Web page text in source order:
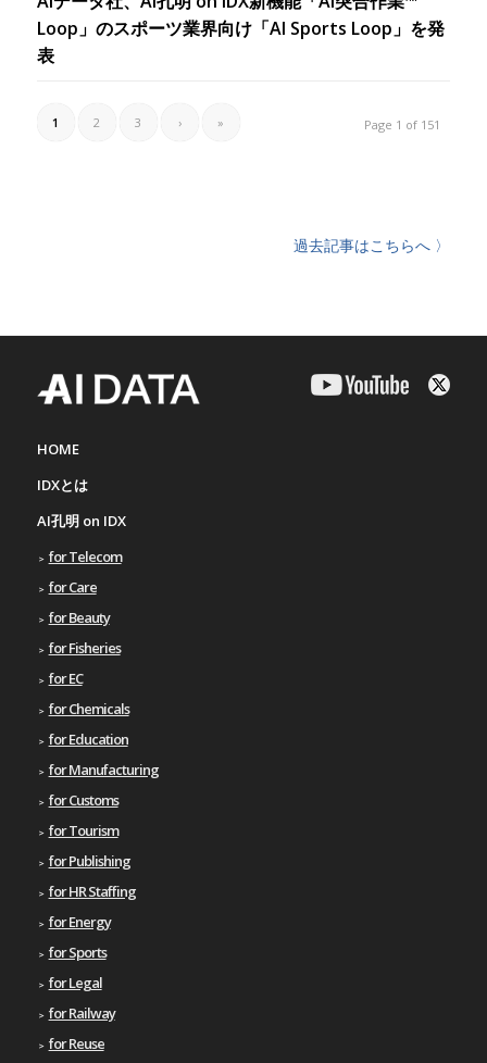
Loop」のスポーツ業界向け「AI Sports Loop」を発
表
Page 1 of 151
1 2 3 › »
過去記事はこちらへ 〉
HOME
IDXとは
AI孔明 on IDX
for Telecom
for Care
for Beauty
for Fisheries
for EC
for Chemicals
for Education
for Manufacturing
for Customs
for Tourism
for Publishing
for HR Staffing
for Energy
for Sports
for Legal
for Railway
for Reuse